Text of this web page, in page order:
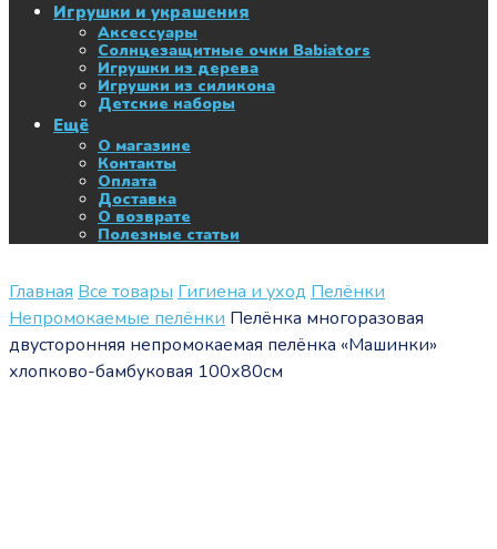
Игрушки и украшения
Аксессуары
Солнцезащитные очки Babiators
Игрушки из дерева
Игрушки из силикона
Детские наборы
Ещё
О магазине
Контакты
Оплата
Доставка
О возврате
Полезные статьи
Главная Все товары Гигиена и уход Пелёнки
Непромокаемые пелёнки Пелёнка многоразовая
двусторонняя непромокаемая пелёнка «Машинки»
хлопково-бамбуковая 100х80см